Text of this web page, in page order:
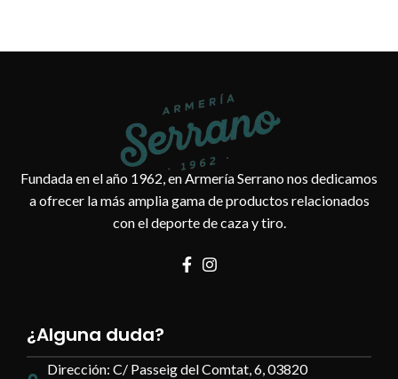
Fundada en el año 1962, en Armería Serrano nos dedicamos
a ofrecer la más amplia gama de productos relacionados
con el deporte de caza y tiro.
¿Alguna duda?
Dirección: C/ Passeig del Comtat, 6, 03820